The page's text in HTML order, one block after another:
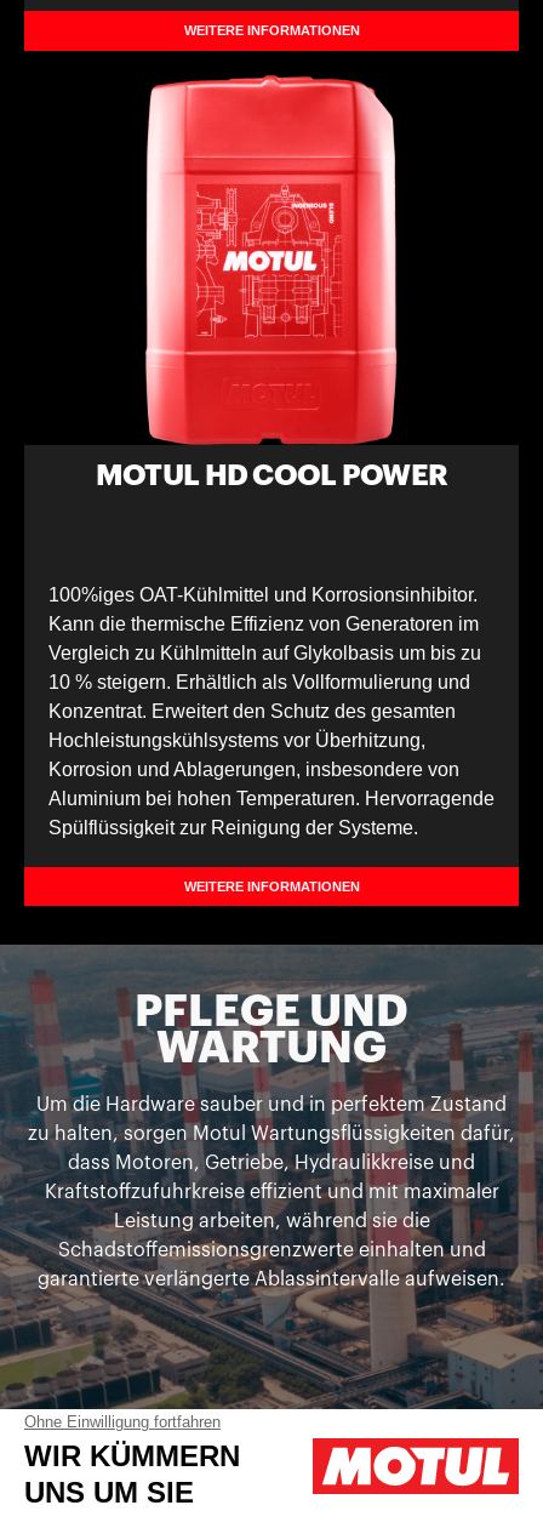
WEITERE INFORMATIONEN
MOTUL HD COOL POWER
100%iges OAT-Kühlmittel und Korrosionsinhibitor.
Kann die thermische Effizienz von Generatoren im
Vergleich zu Kühlmitteln auf Glykolbasis um bis zu
10 % steigern. Erhältlich als Vollformulierung und
Konzentrat. Erweitert den Schutz des gesamten
Hochleistungskühlsystems vor Überhitzung,
Korrosion und Ablagerungen, insbesondere von
Aluminium bei hohen Temperaturen. Hervorragende
Spülflüssigkeit zur Reinigung der Systeme.
WEITERE INFORMATIONEN
PFLEGE UND
WARTUNG
Um die Hardware sauber und in perfektem Zustand
zu halten, sorgen Motul Wartungsflüssigkeiten dafür,
dass Motoren, Getriebe, Hydraulikkreise und
Kraftstoffzufuhrkreise effizient und mit maximaler
Leistung arbeiten, während sie die
Schadstoffemissionsgrenzwerte einhalten und
garantierte verlängerte Ablassintervalle aufweisen.